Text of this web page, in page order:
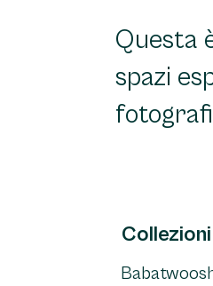
Questa
spazi
Collezioni